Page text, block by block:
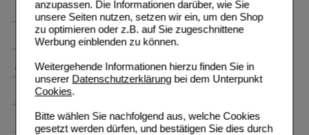
anzupassen. Die Informationen darüber, wie Sie
unsere Seiten nutzen, setzen wir ein, um den Shop
zu optimieren oder z.B. auf Sie zugeschnittene
Werbung einblenden zu können.
Weitergehende Informationen hierzu finden Sie in
unserer Datenschutzerklärungbei dem Unterpunkt
Cookies.
Bitte wählen Sie nachfolgend aus, welche Cookies
gesetzt werden dürfen, und bestätigen Sie dies durch